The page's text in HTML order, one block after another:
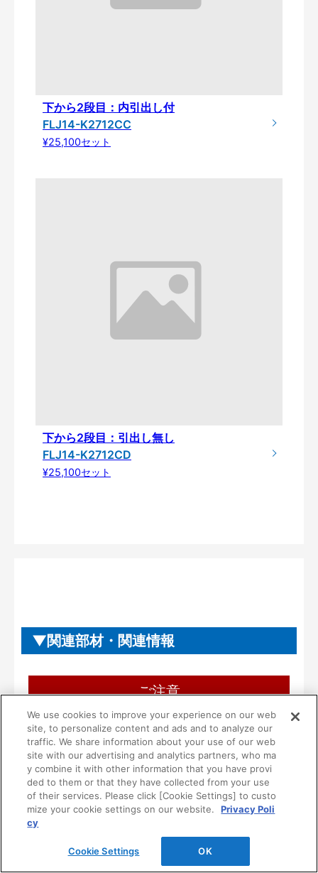
下から2段目：内引出し付
FLJ14-K2712CC
¥25,100セット
下から2段目：引出し無し
FLJ14-K2712CD
¥25,100セット
関連部材・関連情報
ご注意
ご使用にあたり、ご注意・ご理解いただき
たいこと
■本製品は一般住宅用として設計されています。
病院等の不特定多数の方が使用される場所には使
用しないでください。
■一般家庭用品を収納する製品です。ただし、次の
ような危険な物は収納しないでください。
１）油やシンナーなどの可燃物や薬品
We use cookies to improve your experience on our web
site, to personalize content and ads and to analyze our
traffic. We share information about your use of our web
site with our advertising and analytics partners, who ma
y combine it with other information that you have provi
ded to them or that they have collected from your use
of their services. Please click [Cookie Settings] to custo
mize your cookie settings on our website.
Privacy Poli
cy
Cookie Settings OK